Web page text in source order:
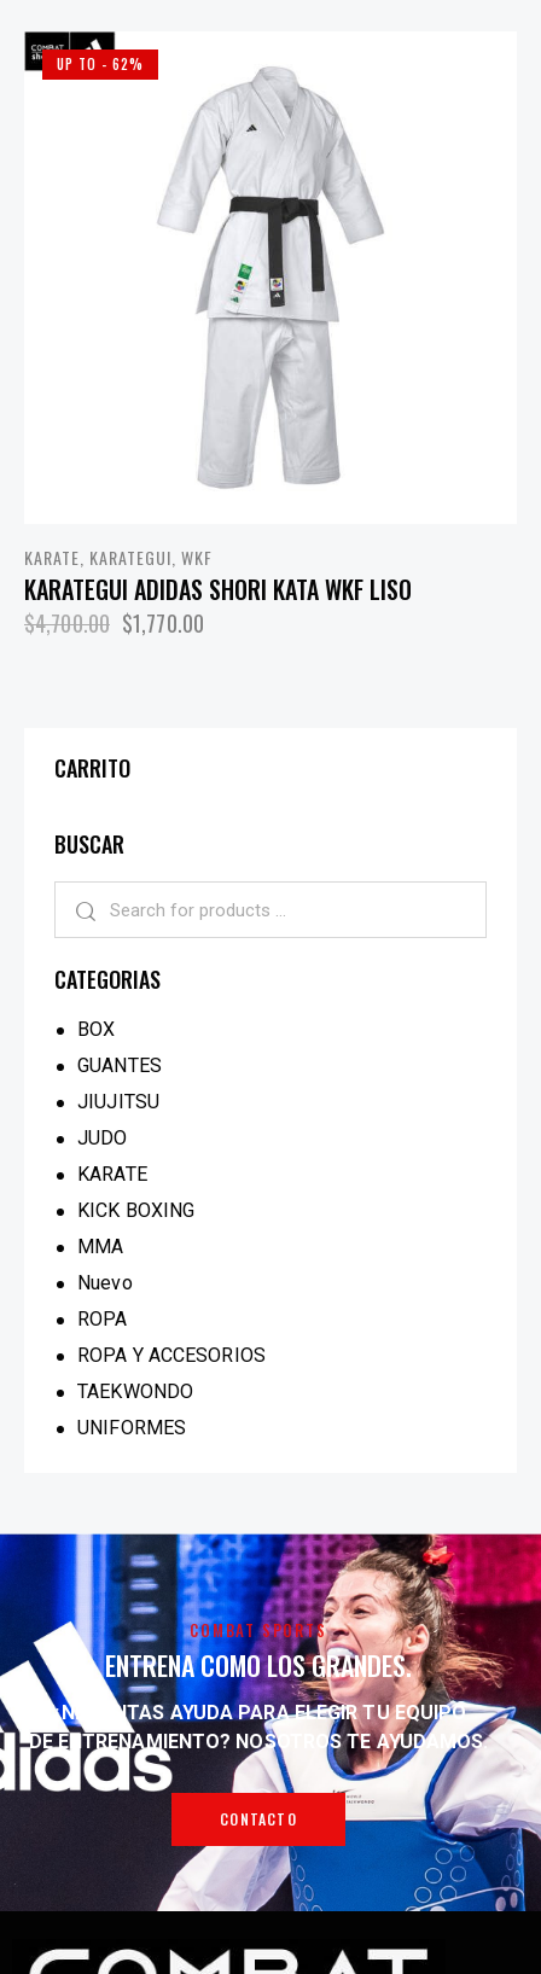
UP TO - 62%
KARATE KARATEGUI WKF
KARATEGUI ADIDAS SHORI KATA WKF LISO
$4,700.00 $1,770.00
CARRITO
BUSCAR
CATEGORIAS
BOX
GUANTES
JIUJITSU
JUDO
KARATE
KICK BOXING
MMA
Nuevo
ROPA
ROPA Y ACCESORIOS
TAEKWONDO
UNIFORMES
COMBAT SPORTS
ENTRENA COMO LOS GRANDES.
¿NECESITAS AYUDA PARA ELEGIR TU EQUIPO
DE ENTRENAMIENTO? NOSOTROS TE AYUDAMOS.
CONTACTO